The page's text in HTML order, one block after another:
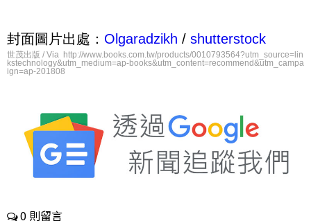
封面圖片出處： Olgaradzikh / shutterstock
世茂出版 / Via http://www.books.com.tw/products/0010793564?utm_source=lin
kstechnology&utm_medium=ap-books&utm_content=recommend&utm_campa
ign=ap-201808